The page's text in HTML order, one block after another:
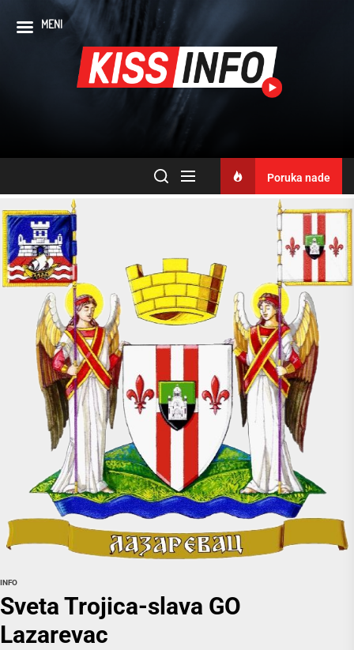
Poruka nade
INFO
Sveta Trojica-slava GO
Lazarevac
MENI